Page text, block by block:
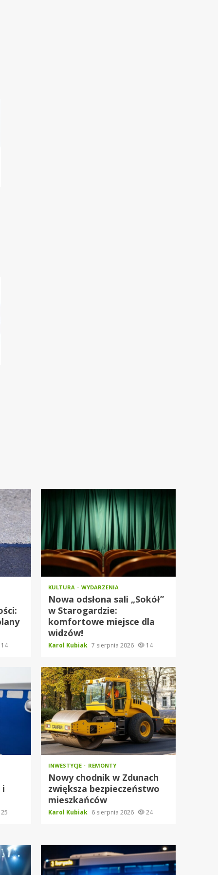
14
KULTURA WYDARZENIA
Nowa odsłona sali „Sokół”
w Starogardzie:
komfortowe miejsce dla
widzów!
Karol Kubiak 7 sierpnia 2026 14
i
25
INWESTYCJE REMONTY
Nowy chodnik w Zdunach
zwiększa bezpieczeństwo
mieszkańców
Karol Kubiak 6 sierpnia 2026 24